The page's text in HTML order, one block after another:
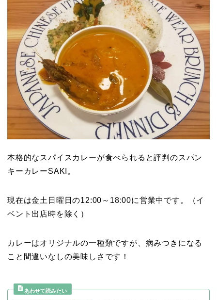
本格的なスパイスカレーが食べられると評判のスパン
キーカレーSAKI。
現在は金土日曜日の12:00～18:00に営業中です。（イ
ベント出店時を除く）
カレーはオリジナルの一種類ですが、病みつきになる
こと間違いなしの美味しさです！